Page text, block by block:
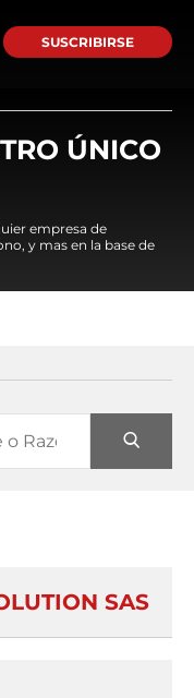
SUSCRIBIRSE
ÚNICO
empresa de
y mas en la base de
SAS